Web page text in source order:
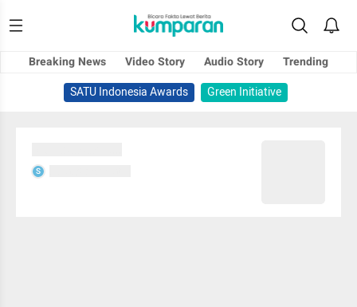
Breaking News Video Story Audio Story
Trending
SATU Indonesia Awards
Green Initiative
S